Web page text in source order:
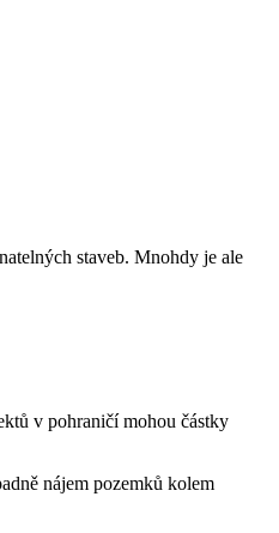
staveb. Mnohdy je ale
v pohraničí mohou částky
nájem pozemků kolem